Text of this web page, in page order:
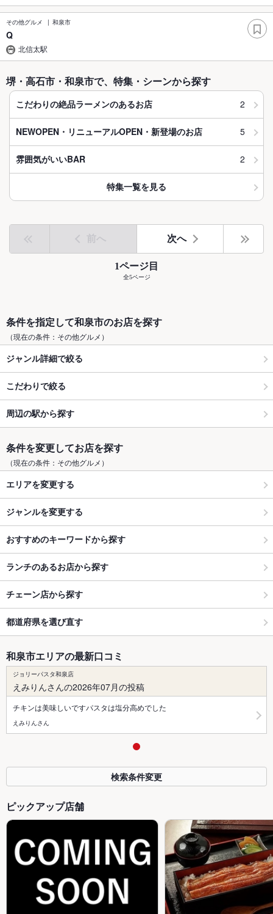
その他グルメ 和泉市
Q
北信太駅
堺・高石市・和泉市で、特集・シーンから探す
こだわりの絶品ラーメンのあるお店 2
NEWOPEN・リニューアルOPEN・新登場のお店 5
雰囲気がいいBAR 2
特集一覧を見る
前へ 次へ
1ページ目
全5ページ
条件を指定して和泉市のお店を探す
（現在の条件：その他グルメ）
ジャンル詳細で絞る
こだわりで絞る
周辺の駅から探す
条件を変更してお店を探す
（現在の条件：その他グルメ）
エリアを変更する
ジャンルを変更する
おすすめのキーワードから探す
ランチのあるお店から探す
チェーン店から探す
都道府県を選び直す
和泉市エリアの最新口コミ
ジョリーパスタ和泉店
えみりんさんの2026年07月の投稿
チキンは美味しいですパスタは塩分高めでした
えみりんさん
検索条件変更
ピックアップ店舗